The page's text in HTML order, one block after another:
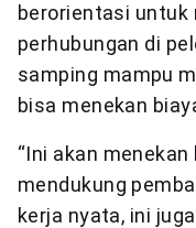
berorientasi untuk
perhubungan di
samping mampu
bisa menekan
“Ini akan
mendukung
kerja nyata, ini